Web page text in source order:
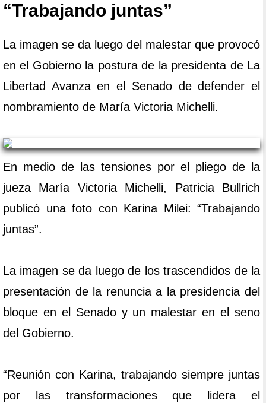
“Trabajando juntas”
La imagen se da luego del malestar que provocó
en el Gobierno la postura de la presidenta de La
Libertad Avanza en el Senado de defender el
nombramiento de María Victoria Michelli.
En medio de las tensiones por el pliego de la
jueza María Victoria Michelli, Patricia Bullrich
publicó una foto con Karina Milei: “Trabajando
juntas”.
La imagen se da luego de los trascendidos de la
presentación de la renuncia a la presidencia del
bloque en el Senado y un malestar en el seno
del Gobierno.
“Reunión con Karina, trabajando siempre juntas
por las transformaciones que lidera el